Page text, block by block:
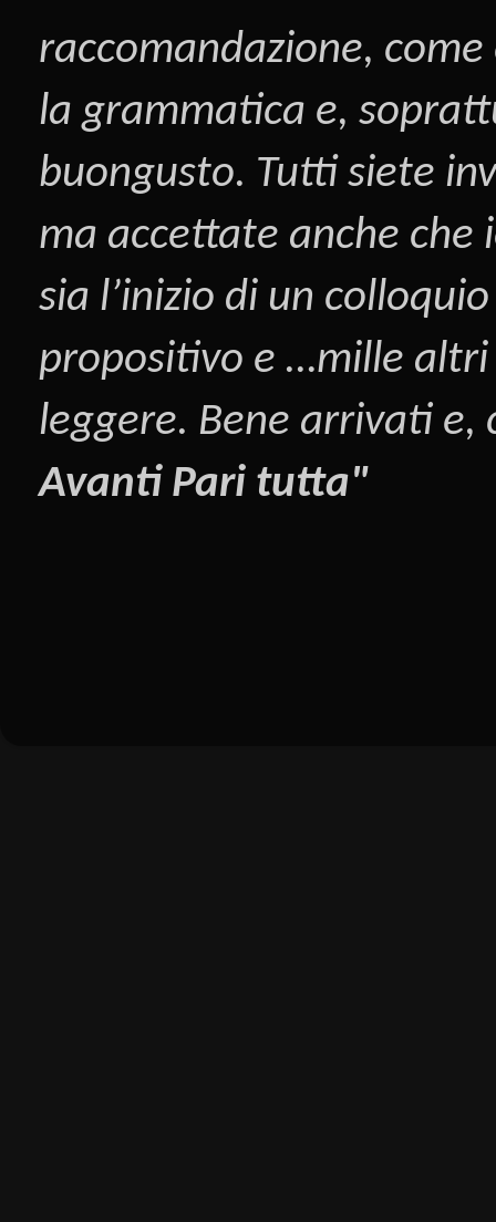
raccomandazione,
la grammatica e,
buongusto. Tutti siete
ma accettate anche che
sia l’inizio di un
propositivo e …mille
leggere. Bene arrivati e,
Avanti Pari tutta"